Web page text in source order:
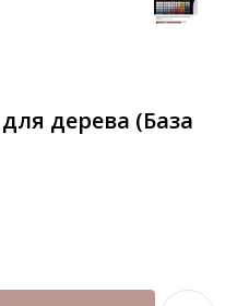
дерева (База